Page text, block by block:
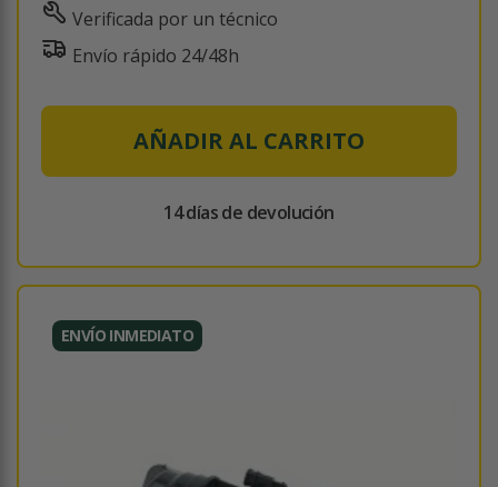
Verificada por un técnico
Envío rápido 24/48h
AÑADIR AL CARRITO
14 días de devolución
ENVÍO INMEDIATO